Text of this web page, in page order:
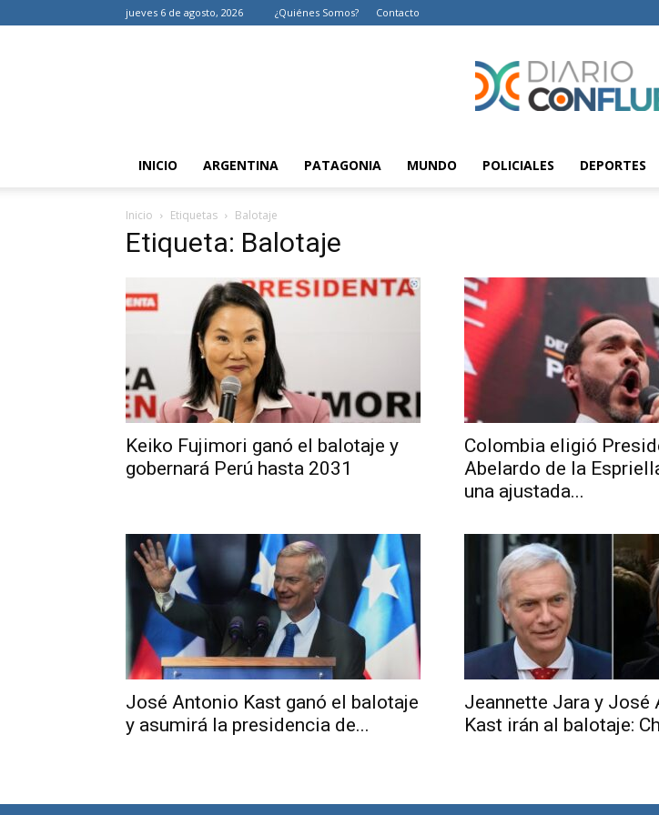
jueves 6 de agosto, 2026 ¿Quiénes Somos? Contacto
Diario
–
INICIO ARGENTINA PATAGONIA MUNDO POLICIALES DEPORTES
Inicio Etiquetas Balotaje
Etiqueta: Balotaje
Keiko Fujimori ganó el balotaje y
gobernará Perú hasta 2031
Colombia eligió
Abelardo de la
una ajustada...
José Antonio Kast ganó el balotaje
y asumirá la presidencia de...
Jeannette Jara y José
Kast irán al balotaje: